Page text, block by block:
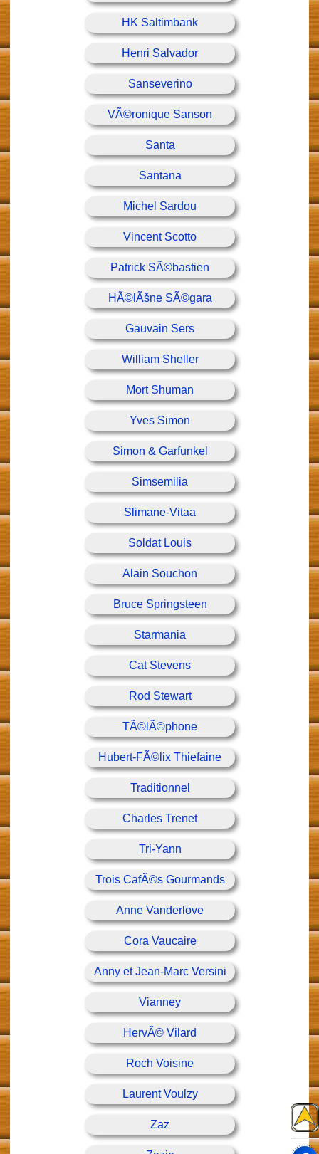
HK Saltimbank
Henri Salvador
Sanseverino
VÃ©ronique Sanson
Santa
Santana
Michel Sardou
Vincent Scotto
Patrick SÃ©bastien
HÃ©lÃšne SÃ©gara
Gauvain Sers
William Sheller
Mort Shuman
Yves Simon
Simon & Garfunkel
Simsemilia
Slimane-Vitaa
Soldat Louis
Alain Souchon
Bruce Springsteen
Starmania
Cat Stevens
Rod Stewart
TÃ©lÃ©phone
Hubert-FÃ©lix Thiefaine
Traditionnel
Charles Trenet
Tri-Yann
Trois CafÃ©s Gourmands
Anne Vanderlove
Cora Vaucaire
Anny et Jean-Marc Versini
Vianney
HervÃ© Vilard
Roch Voisine
Laurent Voulzy
Zaz